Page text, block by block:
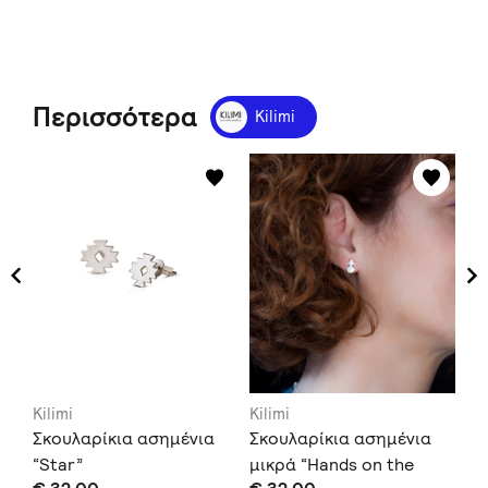
Περισσότερα Kilimi
Kilimi
Σκουλαρίκια ασημένια
“Star”
Kilimi
Σκουλαρίκια ασημένια
μικρά “Hands on the